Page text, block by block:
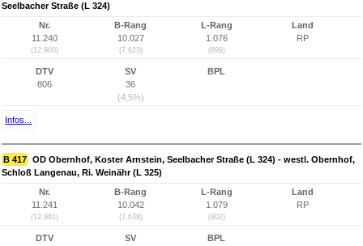
Seelbacher Straße (L 324)
Nr.
11.240
(12.960)
B-Rang
10.027
(7.623)
L-Rang
1.076
(899)
Land
RP
DTV
806
SV
36
(4,5%)
BPL
Infos...
B 417 OD Obernhof, Koster Arnstein, Seelbacher Straße (L 324) - westl. Obernhof,
Schloß Langenau, Ri. Weinähr (L 325)
Nr.
11.241
(12.961)
B-Rang
10.042
(7.638)
L-Rang
1.079
(902)
Land
RP
DTV
SV
BPL